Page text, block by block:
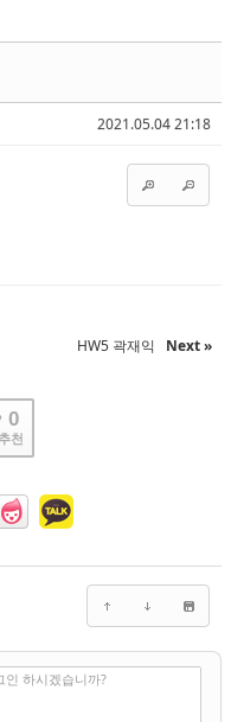
2021.05.04 21:18
HW5 곽재익
Next »
0
천
인 하시겠습니까?
북5
5
북5
5